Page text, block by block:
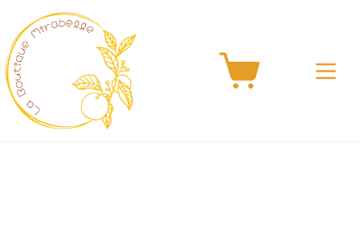
contenu
Panier
d’achat